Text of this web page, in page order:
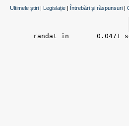
Ultimele știri | Legislație | Întrebări și răspunsuri |
randat în